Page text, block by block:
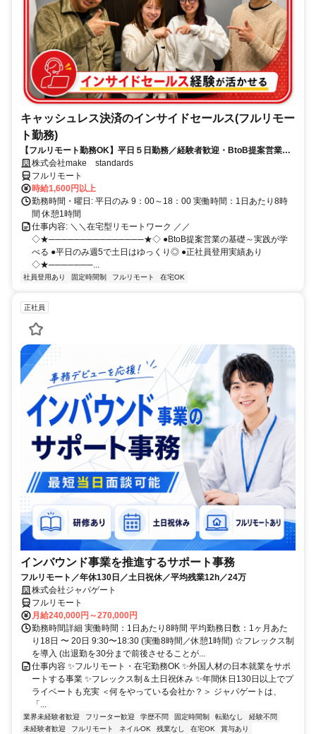
キャッシュレス決済のインサイドセールス(フルリモー
ト勤務)
【フルリモート勤務OK】平日５日勤務／経験者歓迎・BtoB提案営業で
スキルアップ
株式会社make standards
フルリモート
時給1,600円以上
勤務時間・曜日: 平日のみ 9：00～18：00 実働時間：1日あたり8時
間 休憩1時間
仕事内容: ＼＼在宅型リモートワーク ／／
◇★───────────────★◇ ●BtoB提案営業の基礎～実践が学
べる ●平日のみ週5で土日はゆっくり◎ ●正社員登用実績あり
◇★───────...
社員登用あり 固定時間制 フルリモート 在宅OK
正社員
インバウンド事業を推進するサポート事務
フルリモート／年休130日／土日祝休／平均残業12h／24万
株式会社ジャパゲート
フルリモート
月給240,000円～270,000円
勤務時間詳細 実働時間：1日あたり8時間 平均勤務日数：1ヶ月あた
り18日 〜 20日 9:30〜18:30 (実働8時間／休憩1時間) ☆フレックス制
を導入 (出退勤を30分まで前後させることが...
仕事内容 ✨フルリモート・在宅勤務OK ✨外国人材の日本就業をサポ
ートする事業 ✨フレックス制＆土日祝休み ✨年間休日130日以上でプ
ライベートも充実 ＜何をやっている会社か？＞ ジャパゲートは、
「...
業界未経験者歓迎 フリーター歓迎 学歴不問 固定時間制 転勤なし
経験不問
未経験者歓迎
フルリモート ネイルOK 残業なし 在宅OK
賞与あり